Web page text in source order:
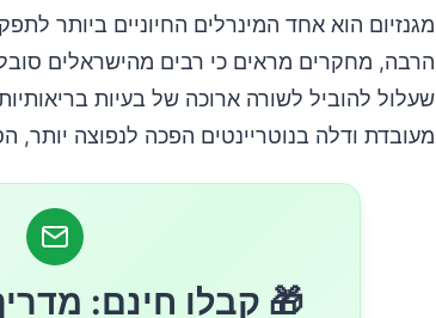
תפקידי המגנזיום בגוף: יותר ממה
מחסור במגנזיום בישראל: בעיה
ההשלכות הבריאותיות של מחסור במגנזיום
כמה מגנזיום אנחנו צריכים?
מגנזיום הוא אחד המינרלים החיוניים ביותר
הרבה, מחקרים מראים כי רבים מהישראלים
שעלול להוביל לשורה ארוכה של בעיות
מעובדת ודלה בנוטריינטים הפכה לנפוצה יותר,